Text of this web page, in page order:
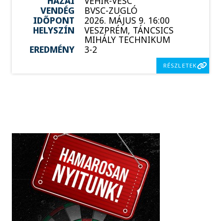
VENDÉG
BVSC-ZUGLÓ
IDŐPONT
2026. MÁJUS 9. 16:00
HELYSZÍN
VESZPRÉM, TÁNCSICS
MIHÁLY TECHNIKUM
EREDMÉNY
3-2
RÉSZLETEK